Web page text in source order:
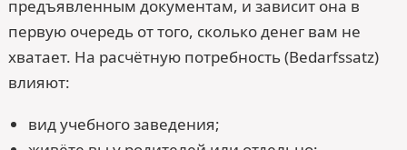
предъявленным документам, и зависит она в
первую очередь от того, сколько денег вам не
хватает. На расчётную потребность (Bedarfssatz)
влияют:
вид учебного заведения;